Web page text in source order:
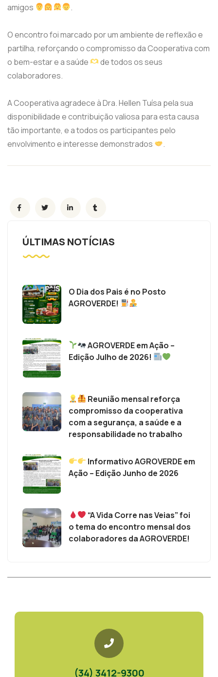
amigos
.
O encontro foi marcado por um ambiente de reflexão e
partilha, reforçando o compromisso da Cooperativa com
o bem-estar e a saúde
de todos os seus
colaboradores.
A Cooperativa agradece à Dra. Hellen Tuísa pela sua
disponibilidade e contribuição valiosa para esta causa
tão importante, e a todos os participantes pelo
envolvimento e interesse demonstrados
.
ÚLTIMAS NOTÍCIAS
O Dia dos Pais é no Posto
AGROVERDE!
AGROVERDE em Ação –
Edição Julho de 2026!
Reunião mensal reforça
compromisso da cooperativa
com a segurança, a saúde e a
responsabilidade no trabalho
Informativo AGROVERDE em
Ação – Edição Junho de 2026
“A Vida Corre nas Veias” foi
o tema do encontro mensal dos
colaboradores da AGROVERDE!
(34) 3412-9300